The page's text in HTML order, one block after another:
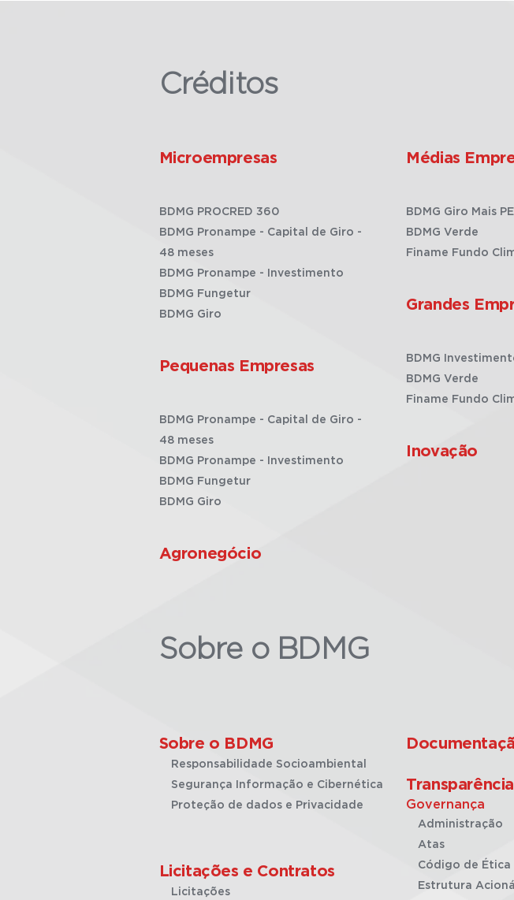
Créditos
Microempresas
BDMG PROCRED 360
BDMG Pronampe - Capital de Giro -
48 meses
BDMG Pronampe - Investimento
BDMG Fungetur
BDMG Giro
Pequenas Empresas
BDMG Pronampe - Capital de Giro -
48 meses
BDMG Pronampe - Investimento
BDMG Fungetur
BDMG Giro
Agronegócio
Médias
BDMG Giro Mais
BDMG Verde
Finame Fundo
Grandes
BDMG
BDMG Verde
Finame Fundo
Inovação
Sobre o BDMG
Sobre o BDMG
Responsabilidade Socioambiental
Segurança Informação e Cibernética
Proteção de dados e Privacidade
Licitações e Contratos
Licitações
Transparência
Governança
Administração
Atas
Código de Ética
Estrutura